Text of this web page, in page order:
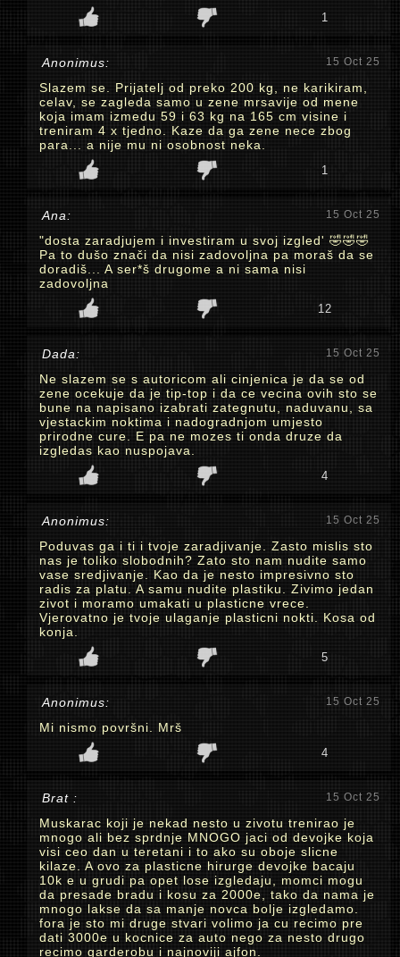
1
Anonimus: 15 Oct 25
Slazem se. Prijatelj od preko 200 kg, ne karikiram,
celav, se zagleda samo u zene mrsavije od mene
koja imam izmedu 59 i 63 kg na 165 cm visine i
treniram 4 x tjedno. Kaze da ga zene nece zbog
para... a nije mu ni osobnost neka.
1
Ana: 15 Oct 25
"dosta zaradjujem i investiram u svoj izgled' 🤣🤣🤣
Pa to dušo znači da nisi zadovoljna pa moraš da se
doradiš... A ser*š drugome a ni sama nisi
zadovoljna
12
Dada: 15 Oct 25
Ne slazem se s autoricom ali cinjenica je da se od
zene ocekuje da je tip-top i da ce vecina ovih sto se
bune na napisano izabrati zategnutu, naduvanu, sa
vjestackim noktima i nadogradnjom umjesto
prirodne cure. E pa ne mozes ti onda druze da
izgledas kao nuspojava.
4
Anonimus: 15 Oct 25
Poduvas ga i ti i tvoje zaradjivanje. Zasto mislis sto
nas je toliko slobodnih? Zato sto nam nudite samo
vase sredjivanje. Kao da je nesto impresivno sto
radis za platu. A samu nudite plastiku. Zivimo jedan
zivot i moramo umakati u plasticne vrece.
Vjerovatno je tvoje ulaganje plasticni nokti. Kosa od
konja.
5
Anonimus: 15 Oct 25
Mi nismo površni. Mrš
4
Brat : 15 Oct 25
Muskarac koji je nekad nesto u zivotu trenirao je
mnogo ali bez sprdnje MNOGO jaci od devojke koja
visi ceo dan u teretani i to ako su oboje slicne
kilaze. A ovo za plasticne hirurge devojke bacaju
10k e u grudi pa opet lose izgledaju, momci mogu
da presade bradu i kosu za 2000e, tako da nama je
mnogo lakse da sa manje novca bolje izgledamo.
fora je sto mi druge stvari volimo ja cu recimo pre
dati 3000e u kocnice za auto nego za nesto drugo
recimo garderobu i najnoviji ajfon.